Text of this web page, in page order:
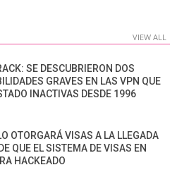
VIEW ALL
SE DESCUBRIERON DOS
GRAVES EN LAS VPN QUE
INACTIVAS DESDE 1996
OTORGARÁ VISAS A LA LLEGADA
QUE EL SISTEMA DE VISAS EN
HACKEADO